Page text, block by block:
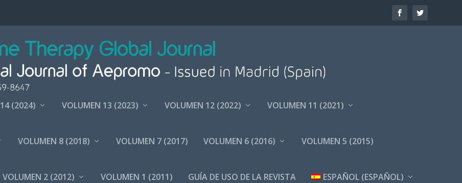
(2024) VOLUMEN 13 (2023) VOLUMEN 12 (2022) VOLUMEN 11 (2021)
VOLUMEN 8 (2018) VOLUMEN 7 (2017) VOLUMEN 6 (2016) VOLUMEN 5 (2015)
VOLUMEN 2 (2012) VOLUMEN 1 (2011) GUÍA DE USO DE LA REVISTA ESPAÑOL (ESPAÑOL)